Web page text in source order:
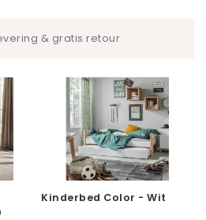
& gratis retour
Kinderbed Color - Wit